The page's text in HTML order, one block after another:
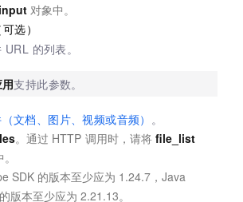
input 对象中。
可选）
的列表。
支持此参数。
（文档、图片、视频或音频） 。
。通过 HTTP 调用时，请将 file_list
SDK 的版本至少应为 1.24.7，Java
的版本至少应为 2.21.13。